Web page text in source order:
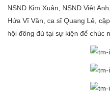
NSND Kim Xuân, NSND Việt
Hứa Vĩ Văn, ca sĩ Quang Lê,
hội đông đủ tại sự kiện để chúc